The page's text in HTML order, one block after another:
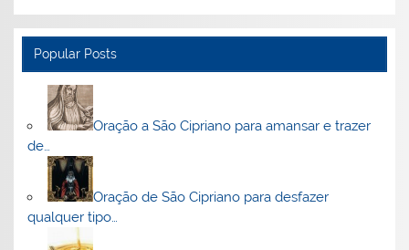
Popular Posts
Oração a São Cipriano para amansar e trazer
de…
Oração de São Cipriano para desfazer
qualquer tipo…